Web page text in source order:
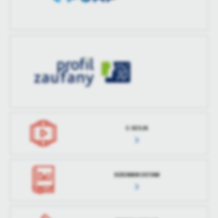
treści w postaci wiadomości, ofert, komunikatów mediów
E-SESJA
DZIENNIK USTAW